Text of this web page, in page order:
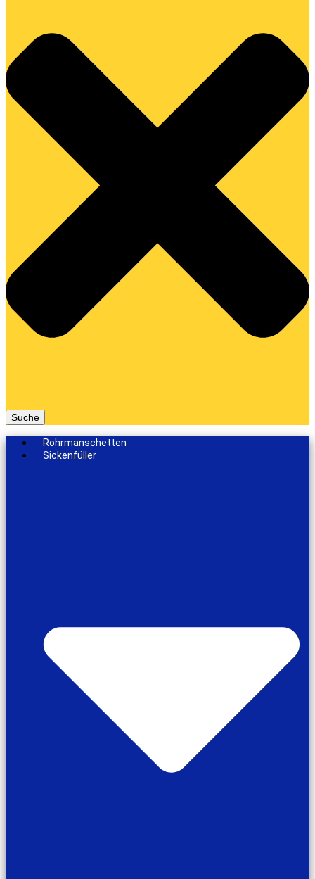
Suche
Rohrmanschetten
Sickenfüller